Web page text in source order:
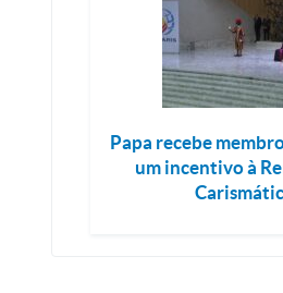
Papa recebe
um incentivo à